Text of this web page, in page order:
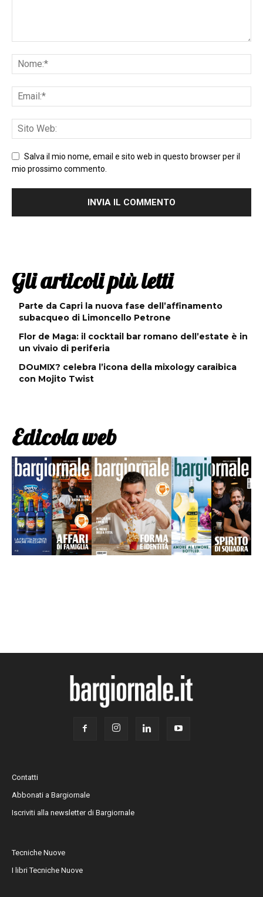
Salva il mio nome, email e sito web in questo browser per il
mio prossimo commento.
Gli articoli più letti
Parte da Capri la nuova fase dell’affinamento
subacqueo di Limoncello Petrone
Flor de Maga: il cocktail bar romano dell’estate è in
un vivaio di periferia
DOuMIX? celebra l’icona della mixology caraibica
con Mojito Twist
Edicola web
Contatti
Abbonati a Bargiornale
Iscriviti alla newsletter di Bargiornale
Tecniche Nuove
I libri Tecniche Nuove